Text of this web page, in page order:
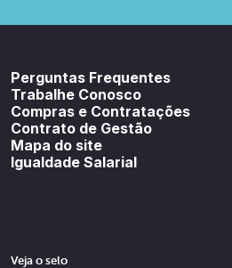
Perguntas Frequentes
Trabalhe Conosco
Compras e Contratações
Contrato de Gestão
Mapa do site
Igualdade Salarial
Veja o selo